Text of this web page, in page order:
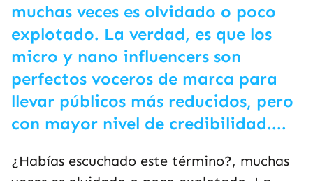
muchas veces es olvidado o poco
explotado. La verdad, es que los
micro y nano influencers son
perfectos voceros de marca para
llevar públicos más reducidos, pero
con mayor nivel de credibilidad....
¿Habías escuchado este término?, muchas